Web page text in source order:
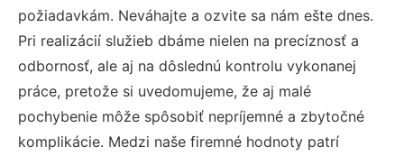
požiadavkám. Neváhajte a ozvite sa nám ešte dnes.
Pri realizácií služieb dbáme nielen na precíznosť a
odbornosť, ale aj na dôslednú kontrolu vykonanej
práce, pretože si uvedomujeme, že aj malé
pochybenie môže spôsobiť nepríjemné a zbytočné
komplikácie. Medzi naše firemné hodnoty patrí